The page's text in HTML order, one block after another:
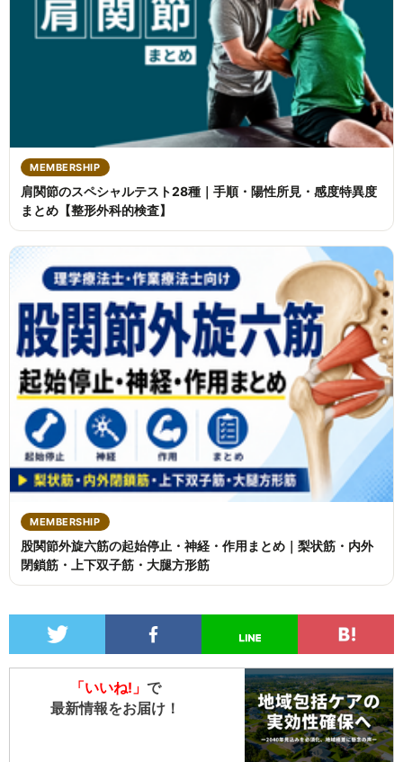
MEMBERSHIP
肩関節のスペシャルテスト28種｜手順・陽性所見・感度特異度
まとめ【整形外科的検査】
MEMBERSHIP
股関節外旋六筋の起始停止・神経・作用まとめ｜梨状筋・内外
閉鎖筋・上下双子筋・大腿方形筋
「いいね!」 で
最新情報をお届け！